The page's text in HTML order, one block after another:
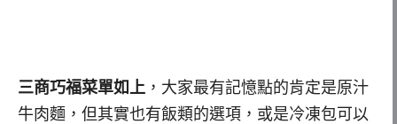
三商巧福菜單如上 ，大家最有記憶點的肯定是原汁
牛肉麵，但其實也有飯類的選項，或是冷凍包可以